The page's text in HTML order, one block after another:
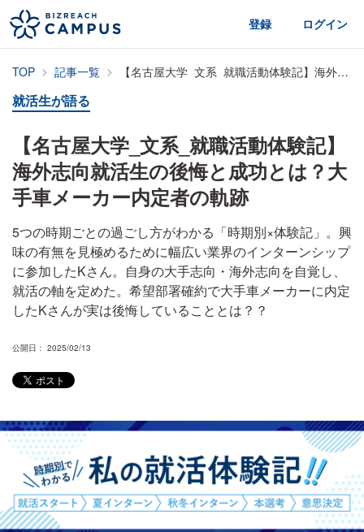
登録 ログイン
TOP 記事一覧 【名古屋大学_文系_就職活動体験記】海外志向就活生の後悔と成功とは？大手車メーカー内定者の軌跡
就活生が語る
【名古屋大学_文系_就職活動体験記】
海外志向就活生の後悔と成功とは？大
手車メーカー内定者の軌跡
5つの時期ごとの過ごし方がわかる「時期別×体験記」。興
味の有無を見極めるために幅広い業界のインターンシップ
に参加したKさん。自身の大手志向・海外志向を自覚し、
就活の軸を定めた。希望部署確約で大手車メーカーに内定
したKさんが実は後悔していることとは？？
公開日： 2025/02/13